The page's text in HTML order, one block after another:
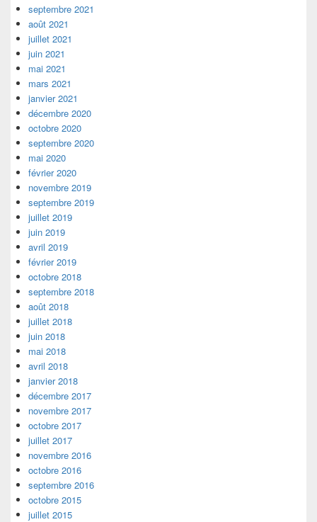
septembre 2021
août 2021
juillet 2021
juin 2021
mai 2021
mars 2021
janvier 2021
décembre 2020
octobre 2020
septembre 2020
mai 2020
février 2020
novembre 2019
septembre 2019
juillet 2019
juin 2019
avril 2019
février 2019
octobre 2018
septembre 2018
août 2018
juillet 2018
juin 2018
mai 2018
avril 2018
janvier 2018
décembre 2017
novembre 2017
octobre 2017
juillet 2017
novembre 2016
octobre 2016
septembre 2016
octobre 2015
juillet 2015